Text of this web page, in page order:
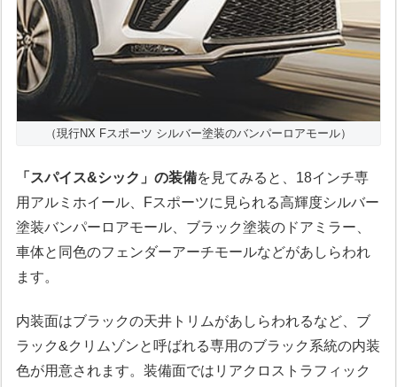
（現行NX Fスポーツ シルバー塗装のバンパーロアモール）
「スパイス&シック」の装備を見てみると、18インチ専
用アルミホイール、Fスポーツに見られる高輝度シルバー
塗装バンパーロアモール、ブラック塗装のドアミラー、
車体と同色のフェンダーアーチモールなどがあしらわれ
ます。
内装面はブラックの天井トリムがあしらわれるなど、ブ
ラック&クリムゾンと呼ばれる専用のブラック系統の内装
色が用意されます。装備面ではリアクロストラフィック